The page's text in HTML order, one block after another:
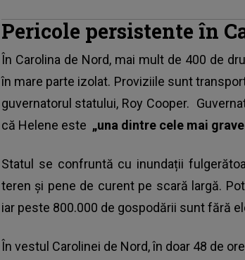
Pericole persistente în
În Carolina de Nord, mai mult de 400 de
în mare parte izolat. Proviziile sunt
guvernatorul statului, Roy Cooper.
că Helene este „una dintre cele mai
Statul se confruntă cu inundații
teren și pene de curent pe scară largă.
iar peste 800.000 de gospodării sunt fără
În vestul Carolinei de Nord, în doar 48 de